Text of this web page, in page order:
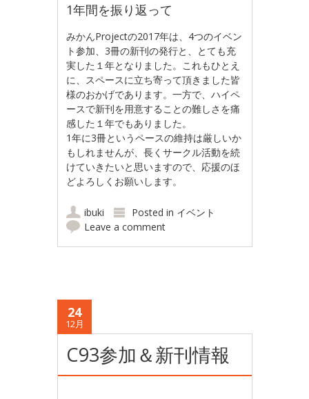
1年間を振り返って
みかんProjectの2017年は、4つのイベン
ト参加、3冊の新刊の発行と、とても充
実した１年となりました。これもひとえ
に、スペースに立ち寄って頂きました皆
様のおかげであります。一方で、ハイペ
ースで新刊を用意することの難しさを痛
感した１年でもありました。
1年に3冊というペースの維持は厳しいか
もしれませんが、長くサークル活動を続
けていきたいと思いますので、応援のほ
どよろしくお願いします。
ibuki Posted in イベント
Leave a comment
24
12月
C93参加＆新刊情報